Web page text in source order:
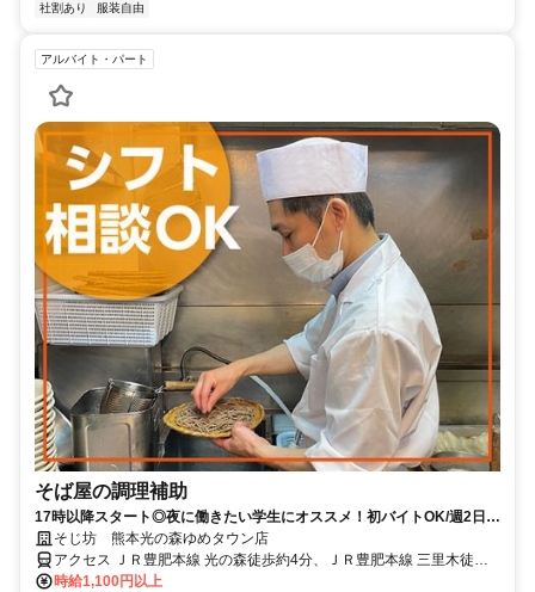
社割あり
服装自由
アルバイト・パート
そば屋の調理補助
17時以降スタート◎夜に働きたい学生にオススメ！初バイトOK/週2日
～/食事1食150円♪
そじ坊 熊本光の森ゆめタウン店
アクセス ＪＲ豊肥本線 光の森徒歩約4分、ＪＲ豊肥本線 三里木徒歩
約15分、ＪＲ豊肥本線 武蔵塚徒歩約26分
時給1,100円以上